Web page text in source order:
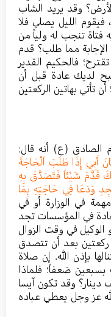
وقد يريد الشاب
فيقوم الليل يصلي فلا
فتاة تنجب له ولياً من
الإجابة مما طلب؟ قدم
فالحكيم القدير
لديك عادة قبل أن
تأتي بهاتين الركعتين
الصادق (ع) أنه قال:
أَبِي إِذَا طَلَبَ اَلْحَاجَةَ
قَدَّمَ شَيْئاً فَتَصَدَّقَ بِهِ
وَدَعَا فِي حَاجَتِهِ بِمَا
في الوزارة أو في
في المؤسسات تجد
في وقت الزوال
بعد أن تتصدق
بإذن الله. إن صلاة
ضعفاً؛ فلماذا
وقد تكون آيسا
عز وجل يعطي عباده